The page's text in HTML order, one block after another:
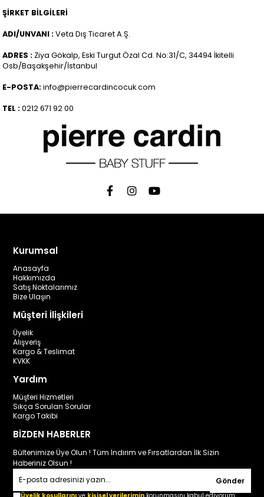
ŞİRKET BİLGİLERİ
ADI/UNVANI :Veta Dış Ticaret A.Ş.
ADRES : Ziya Gökalp, Eski Turgut Özal Cd. No:31/C, 34494 İkitelli
Osb/Başakşehir/İstanbul
E-POSTA: info@pierrecardincocuk.com
TEL :0212 671 92 00
Kurumsal
Anasayfa
Hakkımızda
Satış Noktalarımız
Bize Ulaşın
Müşteri İlişkileri
Üyelik
Alışveriş
Kargo & Teslimat
KVKK
Yardım
Müşteri Hizmetleri
Sıkça Sorulan Sorular
Kargo Takibi
BİZDEN HABERLER
Bültenimize Üye Olun ! Tüm İndirim ve Fırsatlardan İlk Sizin
Haberiniz Olsun !
Gönder